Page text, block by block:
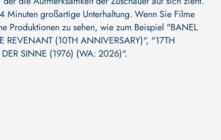
Minuten großartige Unterhaltung. Wenn Sie Filme
Produktionen zu sehen, wie zum Beispiel "BANEL
REVENANT (10TH ANNIVERSARY)", "17TH
SINNE (1976) (WA: 2026)".